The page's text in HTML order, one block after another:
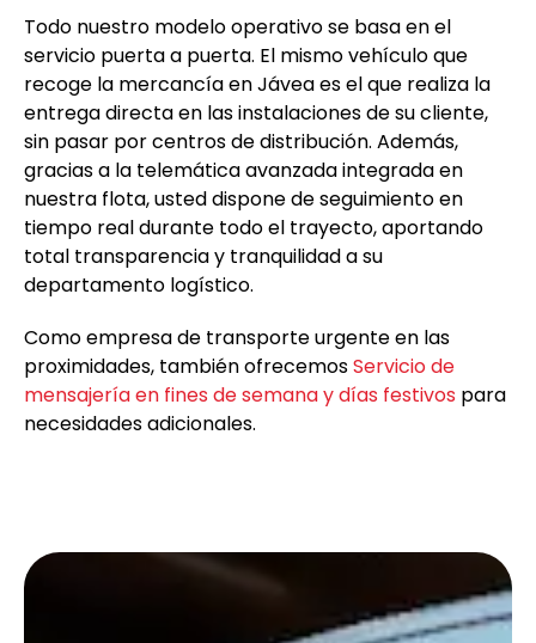
Todo nuestro modelo operativo se basa en el
servicio puerta a puerta. El mismo vehículo que
recoge la mercancía en Jávea es el que realiza la
entrega directa en las instalaciones de su cliente,
sin pasar por centros de distribución. Además,
gracias a la telemática avanzada integrada en
nuestra flota, usted dispone de seguimiento en
tiempo real durante todo el trayecto, aportando
total transparencia y tranquilidad a su
departamento logístico.
Como empresa de transporte urgente en las
proximidades, también ofrecemosServicio de
mensajería en fines de semana y días festivos para
necesidades adicionales.